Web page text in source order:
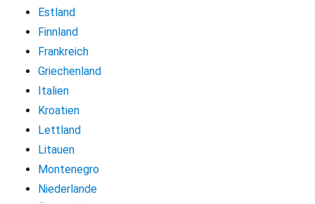
Estland
Finnland
Frankreich
Griechenland
Italien
Kroatien
Lettland
Litauen
Montenegro
Niederlande